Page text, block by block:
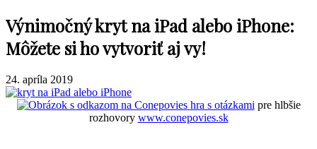
Výnimočný kryt na iPad alebo iPhone:
Môžete si ho vytvoriť aj vy!
24. apríla 2019
hra s otázkami pre hlbšie
rozhovory www.conepovies.sk